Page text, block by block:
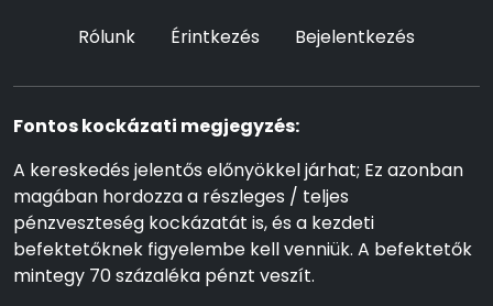
Rólunk Érintkezés Bejelentkezés
Fontos kockázati megjegyzés:
A kereskedés jelentős előnyökkel járhat; Ez azonban
magában hordozza a részleges / teljes
pénzveszteség kockázatát is, és a kezdeti
befektetőknek figyelembe kell venniük. A befektetők
mintegy 70 százaléka pénzt veszít.